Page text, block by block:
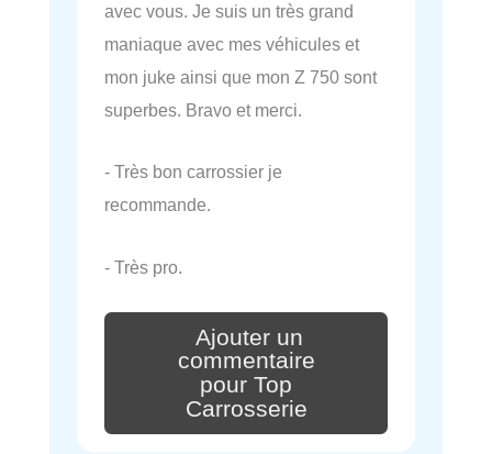
avec vous. Je suis un très grand
maniaque avec mes véhicules et
mon juke ainsi que mon Z 750 sont
superbes. Bravo et merci.
- Très bon carrossier je
recommande.
- Très pro.
Ajouter un
commentaire
pour Top
Carrosserie